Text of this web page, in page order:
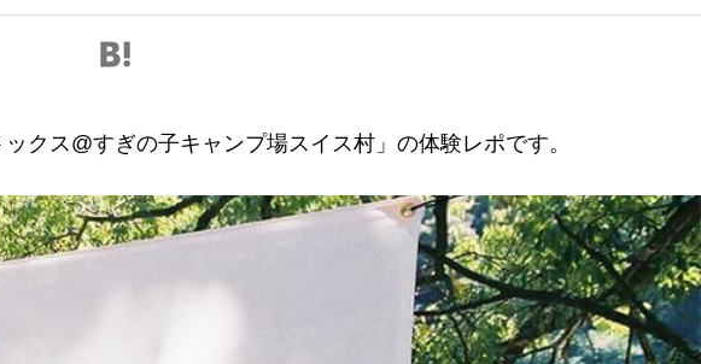
クス@すぎの子キャンプ場スイス村」の体験レポです。